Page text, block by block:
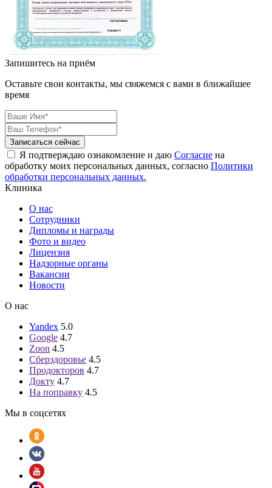
Запишитесь на приём
Оставьте свои контакты, мы свяжемся с вами в ближайшее
время
Я подтверждаю ознакомление и даю Согласие на
обработку моих персональных данных, согласно Политики
обработки персональных данных.
Клиника
О нас
Сотрудники
Дипломы и награды
Фото и видео
Лицензия
Надзорные органы
Вакансии
Новости
О нас
Yandex 5.0
Google 4.7
Zoon 4.5
Сберздоровье 4.5
Продокторов 4.7
Докту 4.7
На поправку 4.5
Мы в соцсетях